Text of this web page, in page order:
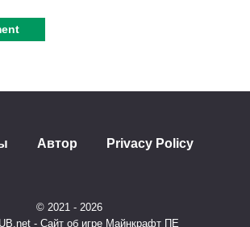
Автор Privacy Policy
© 2021 - 2026
- Сайт об игре Майнкрафт ПЕ